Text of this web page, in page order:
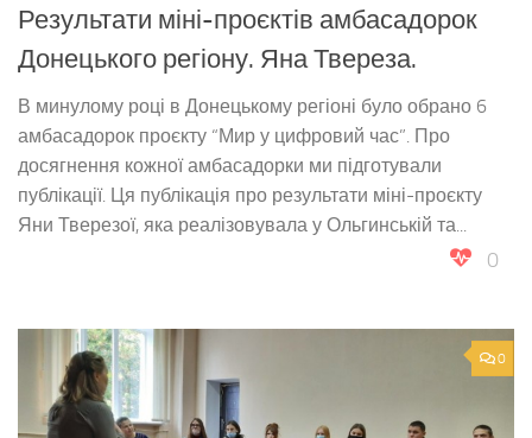
Результати міні-проєктів амбасадорок
Донецького регіону. Яна Твереза.
В минулому році в Донецькому регіоні було обрано 6
амбасадорок проєкту “Мир у цифровий час”. Про
досягнення кожної амбасадорки ми підготували
публікації. Ця публікація про результати міні-проєкту
Яни Тверезої, яка реалізовувала у Ольгинській та...
0
0